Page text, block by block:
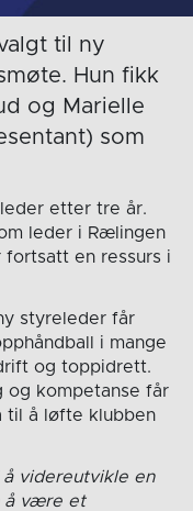
til ny
Hun fikk
og Marielle
som
etter tre år.
leder i Rælingen
fortsatt en ressurs i
styreleder får
i mange
og toppidrett.
og kompetanse får
til å løfte klubben
videreutvikle en
å være et